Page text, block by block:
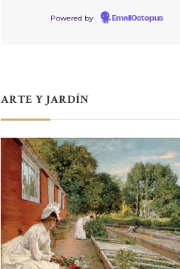
Powered by EmailOctopus
ARTE Y JARDÍN